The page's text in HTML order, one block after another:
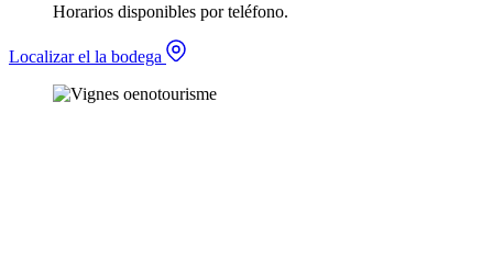
Horarios disponibles por teléfono.
Localizar el la bodega